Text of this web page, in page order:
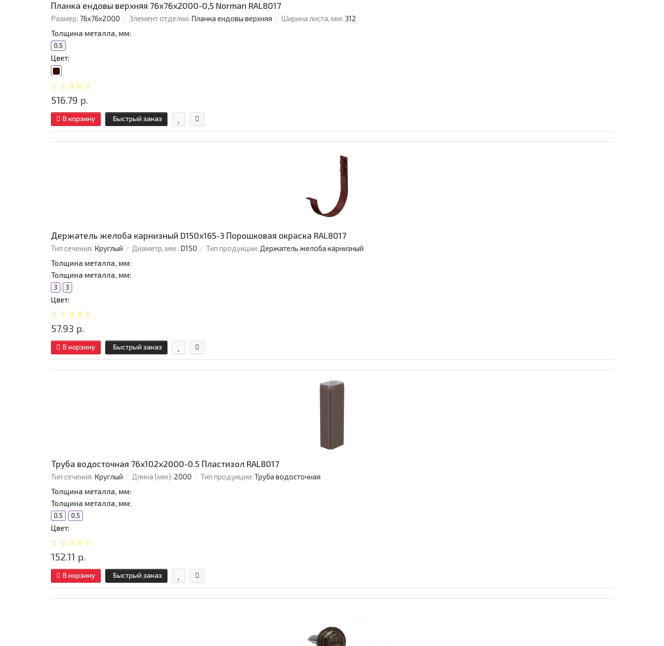
Планка ендовы верхняя 76х76х2000-0,5 Norman RAL8017
Размер: 76х76х2000 Элемент отделки: Планка ендовы верхняя Ширина листа, мм: 312
Толщина металла, мм:
0.5
Цвет:
516.79 р.
В корзину Быстрый заказ
Держатель желоба карнизный D150х165-3 Порошковая окраска RAL8017
Тип сечения: Круглый Диаметр, мм : D150 Тип продукции: Держатель желоба карнизный
Толщина металла, мм:
Толщина металла, мм:
3 3
Цвет:
57.93 р.
В корзину Быстрый заказ
Труба водосточная 76х102х2000-0.5 Пластизол RAL8017
Тип сечения: Круглый Длина (мм): 2000 Тип продукции: Труба водосточная
Толщина металла, мм:
Толщина металла, мм:
0.5 0.5
Цвет:
152.11 р.
В корзину Быстрый заказ